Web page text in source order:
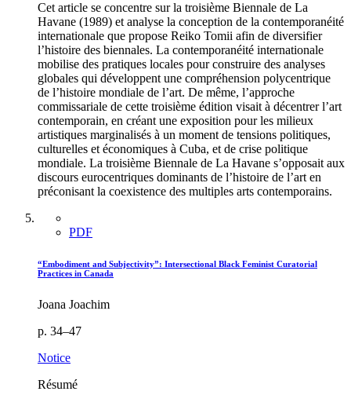
Cet article se concentre sur la troisième Biennale de La
Havane (1989) et analyse la conception de la contemporanéité
internationale que propose Reiko Tomii afin de diversifier
l’histoire des biennales. La contemporanéité internationale
mobilise des pratiques locales pour construire des analyses
globales qui développent une compréhension polycentrique
de l’histoire mondiale de l’art. De même, l’approche
commissariale de cette troisième édition visait à décentrer l’art
contemporain, en créant une exposition pour les milieux
artistiques marginalisés à un moment de tensions politiques,
culturelles et économiques à Cuba, et de crise politique
mondiale. La troisième Biennale de La Havane s’opposait aux
discours eurocentriques dominants de l’histoire de l’art en
préconisant la coexistence des multiples arts contemporains.
PDF
“Embodiment and Subjectivity”: Intersectional Black Feminist Curatorial
Practices in Canada
Joana Joachim
p. 34–47
Notice
Résumé